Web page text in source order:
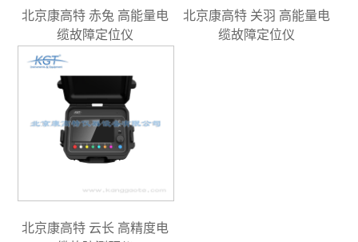
北京康高特 赤兔 高能量电
缆故障定位仪
北京康高特 关羽 高能量电
缆故障定位仪
北京康高特 云长 高精度电